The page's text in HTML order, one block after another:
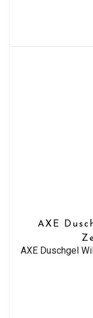
AXE
AXE Duschgel